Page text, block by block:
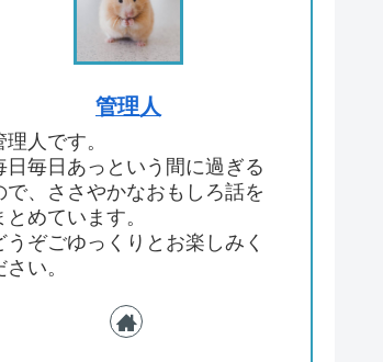
管理人
理人です。
日毎日あっという間に過ぎる
で、ささやかなおもしろ話を
とめています。
うぞごゆっくりとお楽しみく
さい。